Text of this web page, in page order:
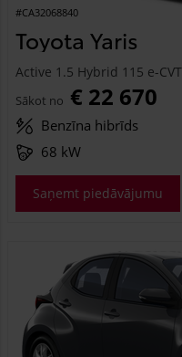
#CA32068840
Toyota Yaris
Active 1.5 Hybrid 115 e-
Sākot no € 22 670
Benzīna hibrīds
68 kW
Saņemt piedāvājumu